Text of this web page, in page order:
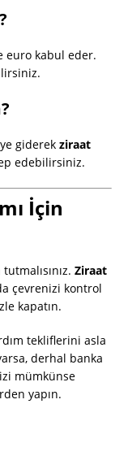
euro kabul eder.
giderek ziraat
edebilirsiniz.
İçin
Ziraat
çevrenizi kontrol
kapatın.
tekliflerini asla
derhal banka
mümkünse
yapın.